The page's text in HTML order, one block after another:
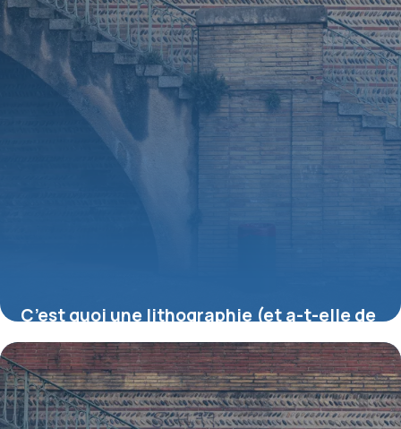
C’est quoi une lithographie (et a-t-elle de
la valeur) ?
16 juillet 2026